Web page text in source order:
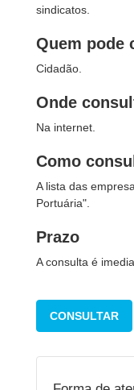
sindicatos.
Quem pode
Cidadão.
Onde
Na internet.
Como
A lista das
Portuária".
Prazo
A consulta é
CONSULTAR